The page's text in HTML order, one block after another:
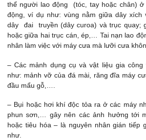
thể người lao động (tóc, tay hoặc chân) ở
động, ví dụ như: vùng nằm giữa dây
dây đai truyền (dây curoa) và trục quay;
hoặc giữa hai trục cán, ép,… Tai nạn lao
nhân làm việc với máy cưa mà lưỡi cưa
– Các mảnh dụng cụ và vật liệu gia
như: mảnh vỡ của đá mài, răng đĩa máy
đầu mẩu gỗ,….
– Bụi hoặc hơi khí độc tỏa ra ở các máy
phun sơn,… gây nên các ảnh hưởng tới
hoặc tiêu hóa – là nguyên nhân gián tiếp
như.